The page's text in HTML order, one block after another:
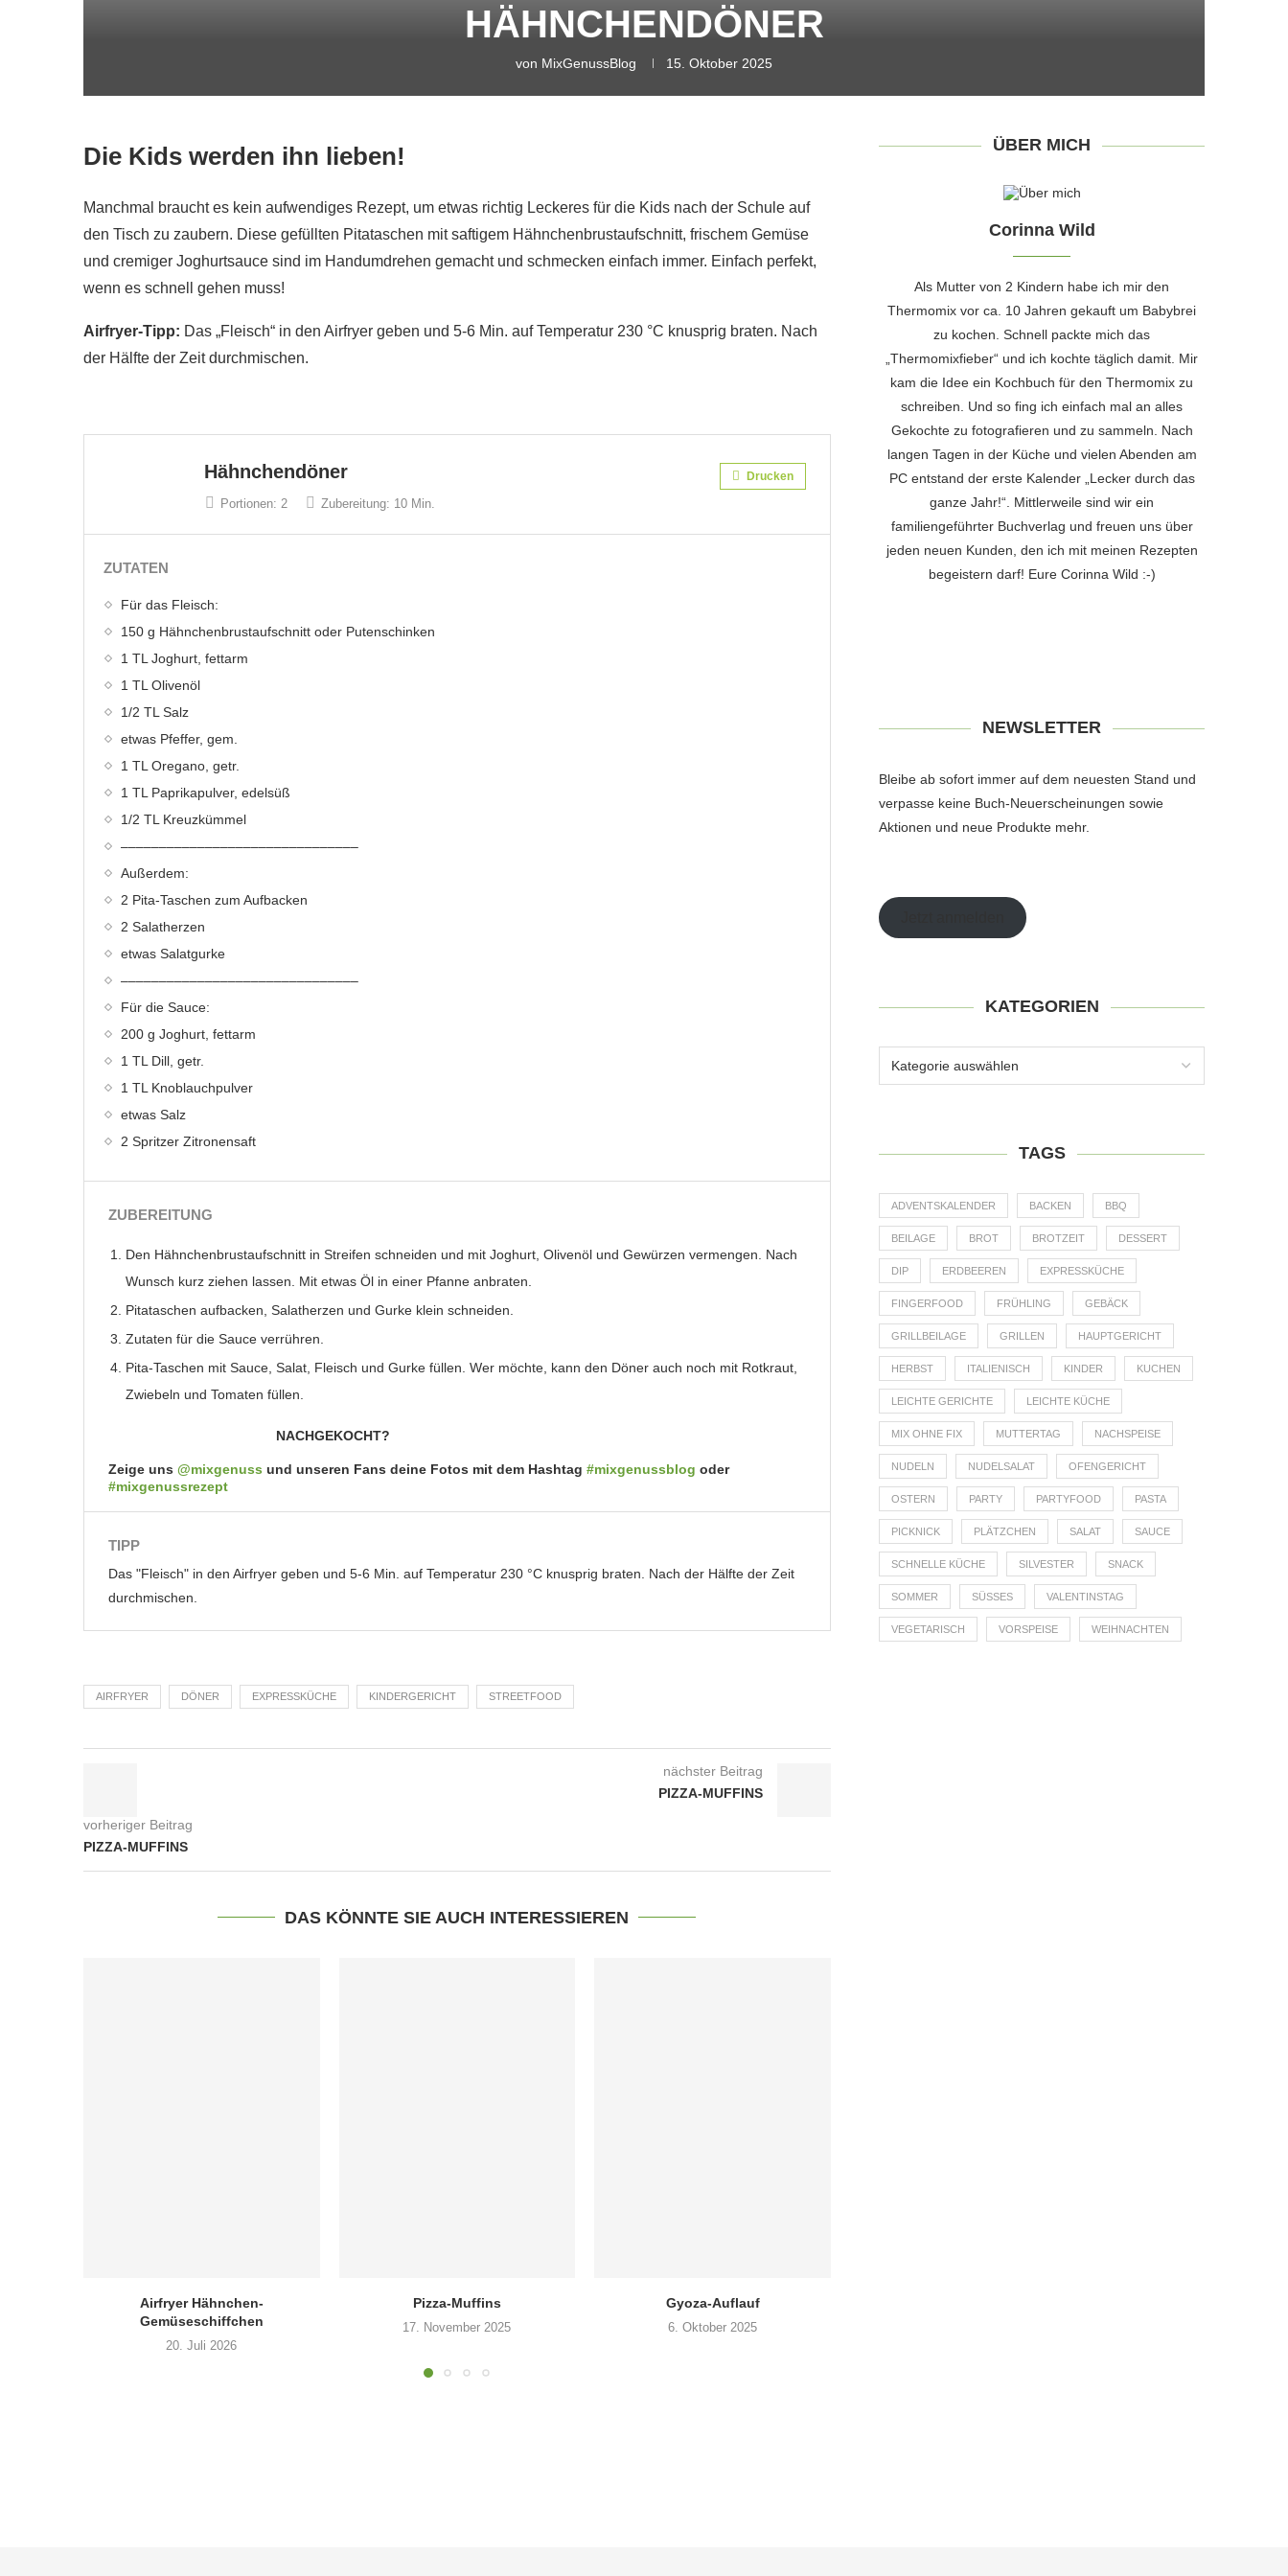
HÄHNCHENDÖNER
von MixGenussBlog 15. Oktober 2025
Die Kids werden ihn lieben!
Manchmal braucht es kein aufwendiges Rezept, um etwas richtig Leckeres für die Kids nach der Schule auf
den Tisch zu zaubern. Diese gefüllten Pitataschen mit saftigem Hähnchenbrustaufschnitt, frischem Gemüse
und cremiger Joghurtsauce sind im Handumdrehen gemacht und schmecken einfach immer. Einfach perfekt,
wenn es schnell gehen muss!
Airfryer-Tipp: Das „Fleisch“ in den Airfryer geben und 5-6 Min. auf Temperatur 230 °C knusprig braten. Nach
der Hälfte der Zeit durchmischen.
Hähnchendöner Drucken
Portionen: 2 Zubereitung: 10 Min.
ZUTATEN
Für das Fleisch:
150 g Hähnchenbrustaufschnitt oder Putenschinken
1 TL Joghurt, fettarm
1 TL Olivenöl
1/2 TL Salz
etwas Pfeffer, gem.
1 TL Oregano, getr.
1 TL Paprikapulver, edelsüß
1/2 TL Kreuzkümmel
–––––––––––––––––––––––––––––––
Außerdem:
2 Pita-Taschen zum Aufbacken
2 Salatherzen
etwas Salatgurke
–––––––––––––––––––––––––––––––
Für die Sauce:
200 g Joghurt, fettarm
1 TL Dill, getr.
1 TL Knoblauchpulver
etwas Salz
2 Spritzer Zitronensaft
ZUBEREITUNG
Den Hähnchenbrustaufschnitt in Streifen schneiden und mit Joghurt, Olivenöl und Gewürzen vermengen. Nach
Wunsch kurz ziehen lassen. Mit etwas Öl in einer Pfanne anbraten.
Pitataschen aufbacken, Salatherzen und Gurke klein schneiden.
Zutaten für die Sauce verrühren.
Pita-Taschen mit Sauce, Salat, Fleisch und Gurke füllen. Wer möchte, kann den Döner auch noch mit Rotkraut,
Zwiebeln und Tomaten füllen.
NACHGEKOCHT?
Zeige uns @mixgenuss und unseren Fans deine Fotos mit dem Hashtag #mixgenussblog oder
#mixgenussrezept
TIPP
Das "Fleisch" in den Airfryer geben und 5-6 Min. auf Temperatur 230 °C knusprig braten. Nach der Hälfte der Zeit
durchmischen.
AIRFRYER DÖNER EXPRESSKÜCHE KINDERGERICHT STREETFOOD
vorheriger Beitrag
PIZZA-MUFFINS
nächster Beitrag
PIZZA-MUFFINS
DAS KÖNNTE SIE AUCH INTERESSIEREN
Airfryer Hähnchen-
Gemüseschiffchen
20. Juli 2026
Pizza-Muffins
17. November 2025
Gyoza-Auflauf
6. Oktober 2025
ÜBER MICH
Corinna Wild
Als Mutter von 2 Kindern habe ich mir den
Thermomix vor ca. 10 Jahren gekauft um Babybrei
zu kochen. Schnell packte mich das
„Thermomixfieber“ und ich kochte täglich damit. Mir
kam die Idee ein Kochbuch für den Thermomix zu
schreiben. Und so fing ich einfach mal an alles
Gekochte zu fotografieren und zu sammeln. Nach
langen Tagen in der Küche und vielen Abenden am
PC entstand der erste Kalender „Lecker durch das
ganze Jahr!“. Mittlerweile sind wir ein
familiengeführter Buchverlag und freuen uns über
jeden neuen Kunden, den ich mit meinen Rezepten
begeistern darf! Eure Corinna Wild :-)
NEWSLETTER
Bleibe ab sofort immer auf dem neuesten Stand und
verpasse keine Buch-Neuerscheinungen sowie
Aktionen und neue Produkte mehr.
KATEGORIEN
TAGS
ADVENTSKALENDER BACKEN BBQ
BEILAGE BROT BROTZEIT DESSERT
DIP ERDBEEREN EXPRESSKÜCHE
FINGERFOOD FRÜHLING GEBÄCK
GRILLBEILAGE GRILLEN HAUPTGERICHT
HERBST ITALIENISCH KINDER KUCHEN
LEICHTE GERICHTE LEICHTE KÜCHE
MIX OHNE FIX MUTTERTAG NACHSPEISE
NUDELN NUDELSALAT OFENGERICHT
OSTERN PARTY PARTYFOOD PASTA
PICKNICK PLÄTZCHEN SALAT SAUCE
SCHNELLE KÜCHE SILVESTER SNACK
SOMMER SÜSSES VALENTINSTAG
VEGETARISCH VORSPEISE WEIHNACHTEN